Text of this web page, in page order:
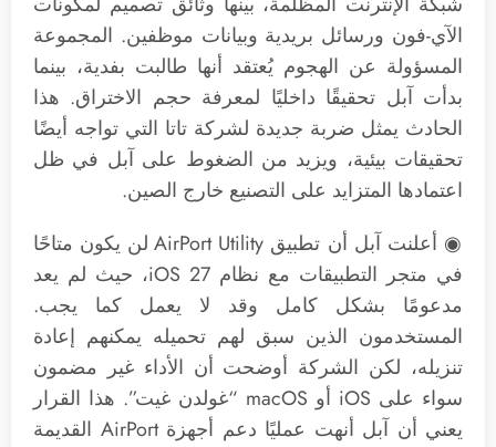
الآي-فون ورسائل بريدية وبيانات موظفين. المجموعة
المسؤولة عن الهجوم يُعتقد أنها طالبت بفدية، بينما
بدأت آبل تحقيقًا داخليًا لمعرفة حجم الاختراق. هذا
الحادث يمثل ضربة جديدة لشركة تاتا التي تواجه أيضًا
تحقيقات بيئية، ويزيد من الضغوط على آبل في ظل
اعتمادها المتزايد على التصنيع خارج الصين.
◉ أعلنت آبل أن تطبيق AirPort Utility لن يكون متاحًا
في متجر التطبيقات مع نظام iOS 27، حيث لم يعد
مدعومًا بشكل كامل وقد لا يعمل كما يجب.
المستخدمون الذين سبق لهم تحميله يمكنهم إعادة
تنزيله، لكن الشركة أوضحت أن الأداء غير مضمون
سواء على iOS أو macOS “غولدن غيت”. هذا القرار
يعني أن آبل أنهت عمليًا دعم أجهزة AirPort القديمة